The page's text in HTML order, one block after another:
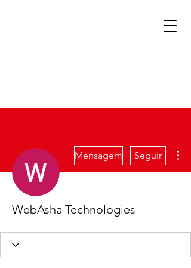
Mensagem Seguir
WebAsha Technologies